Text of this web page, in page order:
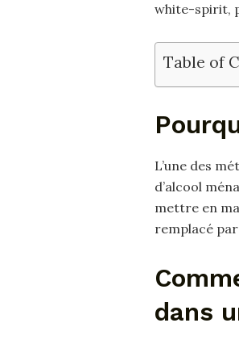
white-spirit,
Table of
L’une des
d’alcool
mettre en
remplacé
dans